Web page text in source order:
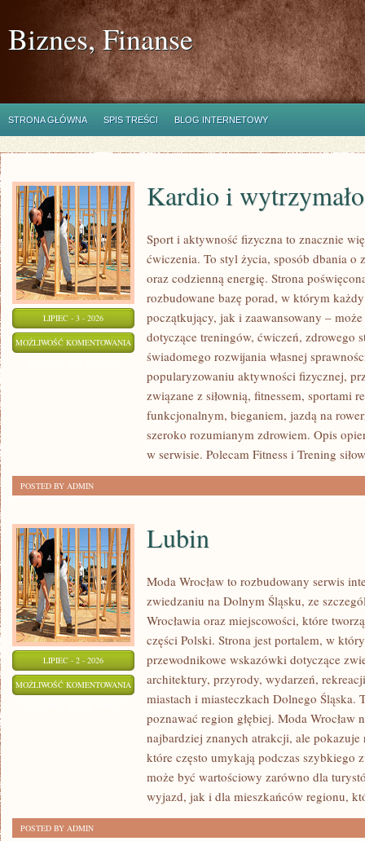
Biznes, Finanse
STRONA GŁÓWNA SPIS TREŚCI BLOG INTERNETOWY
LIPIEC - 3 - 2026
MOŻLIWOŚĆ KOMENTOWANIA KARDIO
WYTRZYMAŁOŚĆ
Kardio i
Sport i aktywność fizyczna to znacznie
ćwiczenia. To styl życia, sposób dbania o
oraz codzienną energię. Strona
rozbudowane bazę porad, w którym
początkujący, jak i zaawansowany –
dotyczące treningów, ćwiczeń, zdrowego
świadomego rozwijania własnej
popularyzowaniu aktywności fizycznej,
związane z siłownią, fitnessem, sportami
funkcjonalnym, bieganiem, jazdą na
szeroko rozumianym zdrowiem. Opis
w serwisie. Polecam Fitness i Trening
POSTED BY ADMIN
LIPIEC - 2 - 2026
MOŻLIWOŚĆ KOMENTOWANIA LUBIN
Lubin
Moda Wrocław to rozbudowany serwis
zwiedzaniu na Dolnym Śląsku, ze
Wrocławia oraz miejscowości, które
części Polski. Strona jest portalem, w
przewodnikowe wskazówki dotyczące
architektury, przyrody, wydarzeń,
miastach i miasteczkach Dolnego Śląska.
poznawać region głębiej. Moda Wrocław
najbardziej znanych atrakcji, ale
które często umykają podczas szybkiego
może być wartościowy zarówno dla
wyjazd, jak i dla mieszkańców regionu,
POSTED BY ADMIN